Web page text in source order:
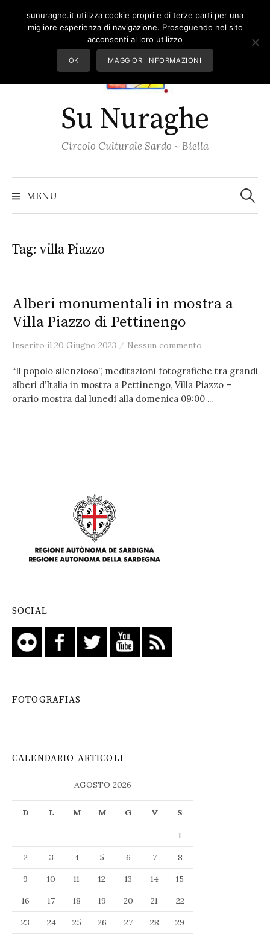
Su Nuraghe
Circolo Culturale Sardo ~ Biella
MENU per:
Tag: villa Piazzo
Alberi monumentali in mostra a
Villa Piazzo di Pettinengo
Inserito il 20 Giugno 2023 / Nessun commento
“Il popolo silenzioso”, meditazioni fotografiche tra grandi
alberi d’Italia in mostra a Pettinengo, Villa Piazzo –
orario mostra dal lunedì alla domenica 09:00 ...
SOCIAL
FOTOGRAFIAS
CALENDARIO ARTICOLI
AGOSTO 2026
D L M M G V S
1
2
3 4 5 6 7
8
9
10 11 12 13 14
15
16
17 18 19 20 21
22
23
24 25 26 27 28
29
sunuraghe.it utilizza cookie propri e di terze parti per una
migliore esperienza di navigazione. Proseguendo nel sito
acconsenti al loro utilizzo
OK MAGGIORI INFORMAZIONI